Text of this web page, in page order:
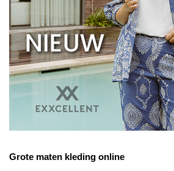
Grote maten kleding online